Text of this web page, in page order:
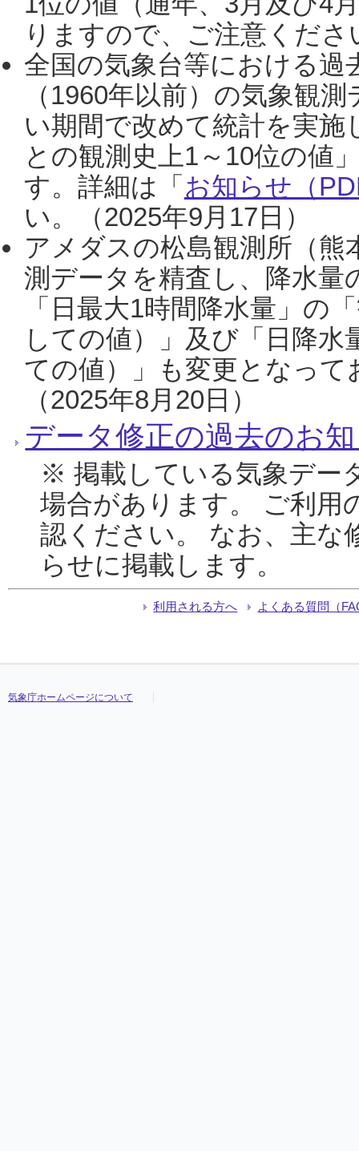
りますので、ご注意くだ
全国の気象台等における過
（1960年以前）の気象観
い期間で改めて統計を実
との観測史上1～10位の値
す。詳細は「 お知らせ（
い。（2025年9月17日）
アメダスの松島観測所（熊
測データを精査し、降水
「日最大1時間降水量」の
しての値）」及び「日降
ての値）」も変更となっ
（2025年8月20日）
データ修正の過去のお
※ 掲載している気象デー
場合があります。 ご利用
認ください。 なお、主な
らせに掲載します。
利用される方へ よくある質問（
気象庁ホームページについて